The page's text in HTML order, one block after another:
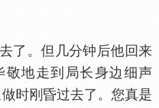
。但几分钟后他回来
敬地走到局长身边细声
时刚昏过去了。您真是